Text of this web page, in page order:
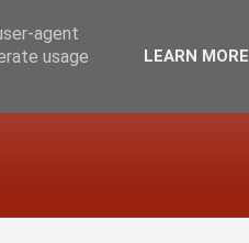
agent
usage
LEARN MORE